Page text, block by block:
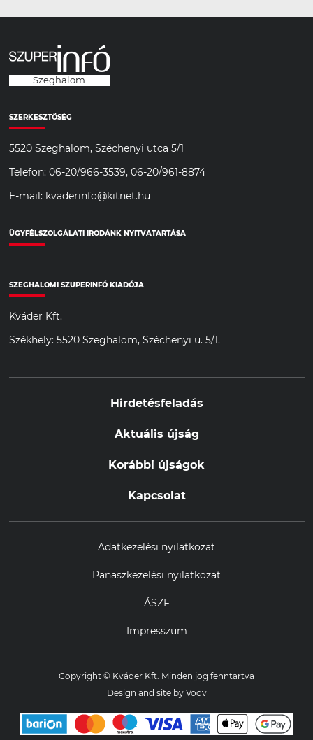
Szeghalom
SZERKESZTŐSÉG
5520 Szeghalom, Széchenyi utca 5/1
Telefon: 06-20/966-3539, 06-20/961-8874
E-mail: kvaderinfo@kitnet.hu
ÜGYFÉLSZOLGÁLATI IRODÁNK NYITVATARTÁSA
SZEGHALOMI SZUPERINFÓ KIADÓJA
Kváder Kft.
Székhely: 5520 Szeghalom, Széchenyi u. 5/1.
Hirdetésfeladás
Aktuális újság
Korábbi újságok
Kapcsolat
Adatkezelési nyilatkozat
Panaszkezelési nyilatkozat
ÁSZF
Impresszum
Copyright © Kváder Kft. Minden jog fenntartva
Design and site by Voov